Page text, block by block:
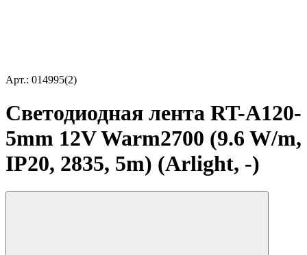
Арт.: 014995(2)
Светодиодная лента RT-A120-
5mm 12V Warm2700 (9.6 W/m,
IP20, 2835, 5m) (Arlight, -)